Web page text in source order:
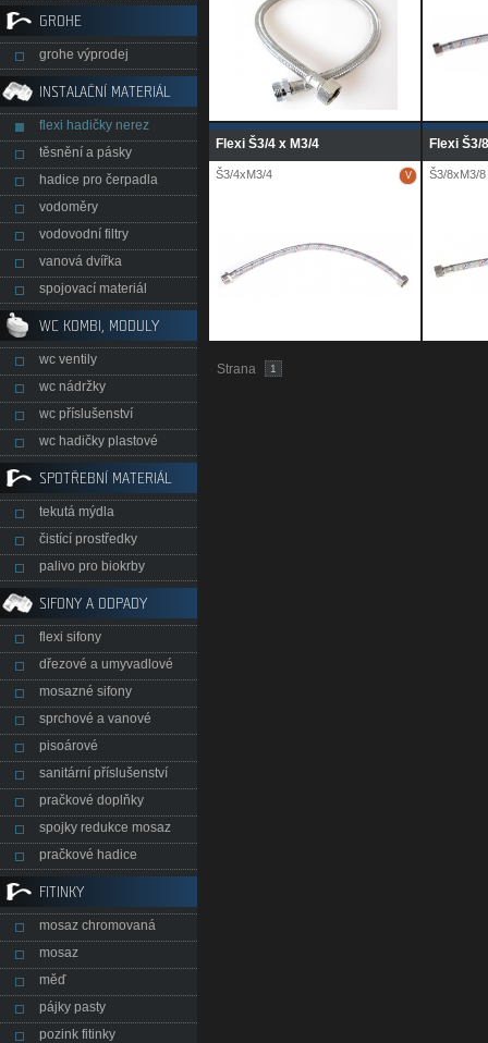
GROHE
grohe výprodej
INSTALAČNÍ MATERIÁL
flexi hadičky nerez
těsnění a pásky
hadice pro čerpadla
vodoměry
vodovodní filtry
vanová dvířka
spojovací materiál
WC KOMBI, MODULY
wc ventily
wc nádržky
wc příslušenství
wc hadičky plastové
SPOTŘEBNÍ MATERIÁL
tekutá mýdla
čistící prostředky
palivo pro biokrby
SIFONY A ODPADY
flexi sifony
dřezové a umyvadlové
mosazné sifony
sprchové a vanové
pisoárové
sanitární příslušenství
pračkové doplňky
spojky redukce mosaz
pračkové hadice
FITINKY
mosaz chromovaná
mosaz
měď
pájky pasty
pozink fitinky
Flexi Š3/4 x M3/4
Š3/4xM3/4 V
Flexi Š3/
Š3/8xM3/8
Strana 1